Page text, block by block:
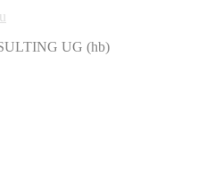
UG (hb)